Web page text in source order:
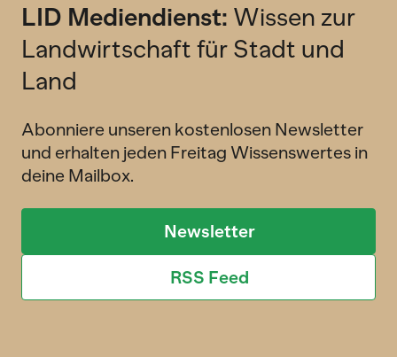
LID Mediendienst: Wissen zur
Landwirtschaft für Stadt und
Land
Abonniere unseren kostenlosen Newsletter
und erhalten jeden Freitag Wissenswertes in
deine Mailbox.
Newsletter
RSS Feed